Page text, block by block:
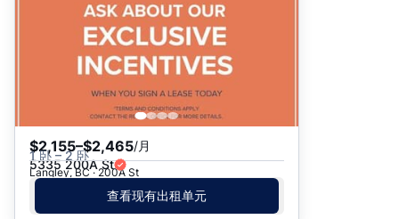
$2,155–$2,465/月
1 卧 – 2 卧
5335 200A St
Langley, BC · 200A St
查看现有出租单元